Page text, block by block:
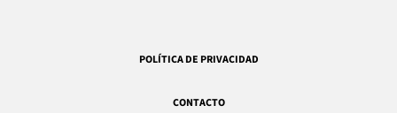
POLÍTICA DE PRIVACIDAD
CONTACTO